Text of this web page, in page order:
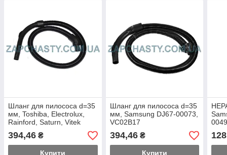
Шланг для пилососа d=35
мм, Toshiba, Electrolux,
Rainford, Saturn, Vitek
VC02B02
394,46 ₴
Купити
Шланг для пилососа d=35
мм, Samsung DJ67-00073,
VC02B17
394,46₴
Купити
мм
128